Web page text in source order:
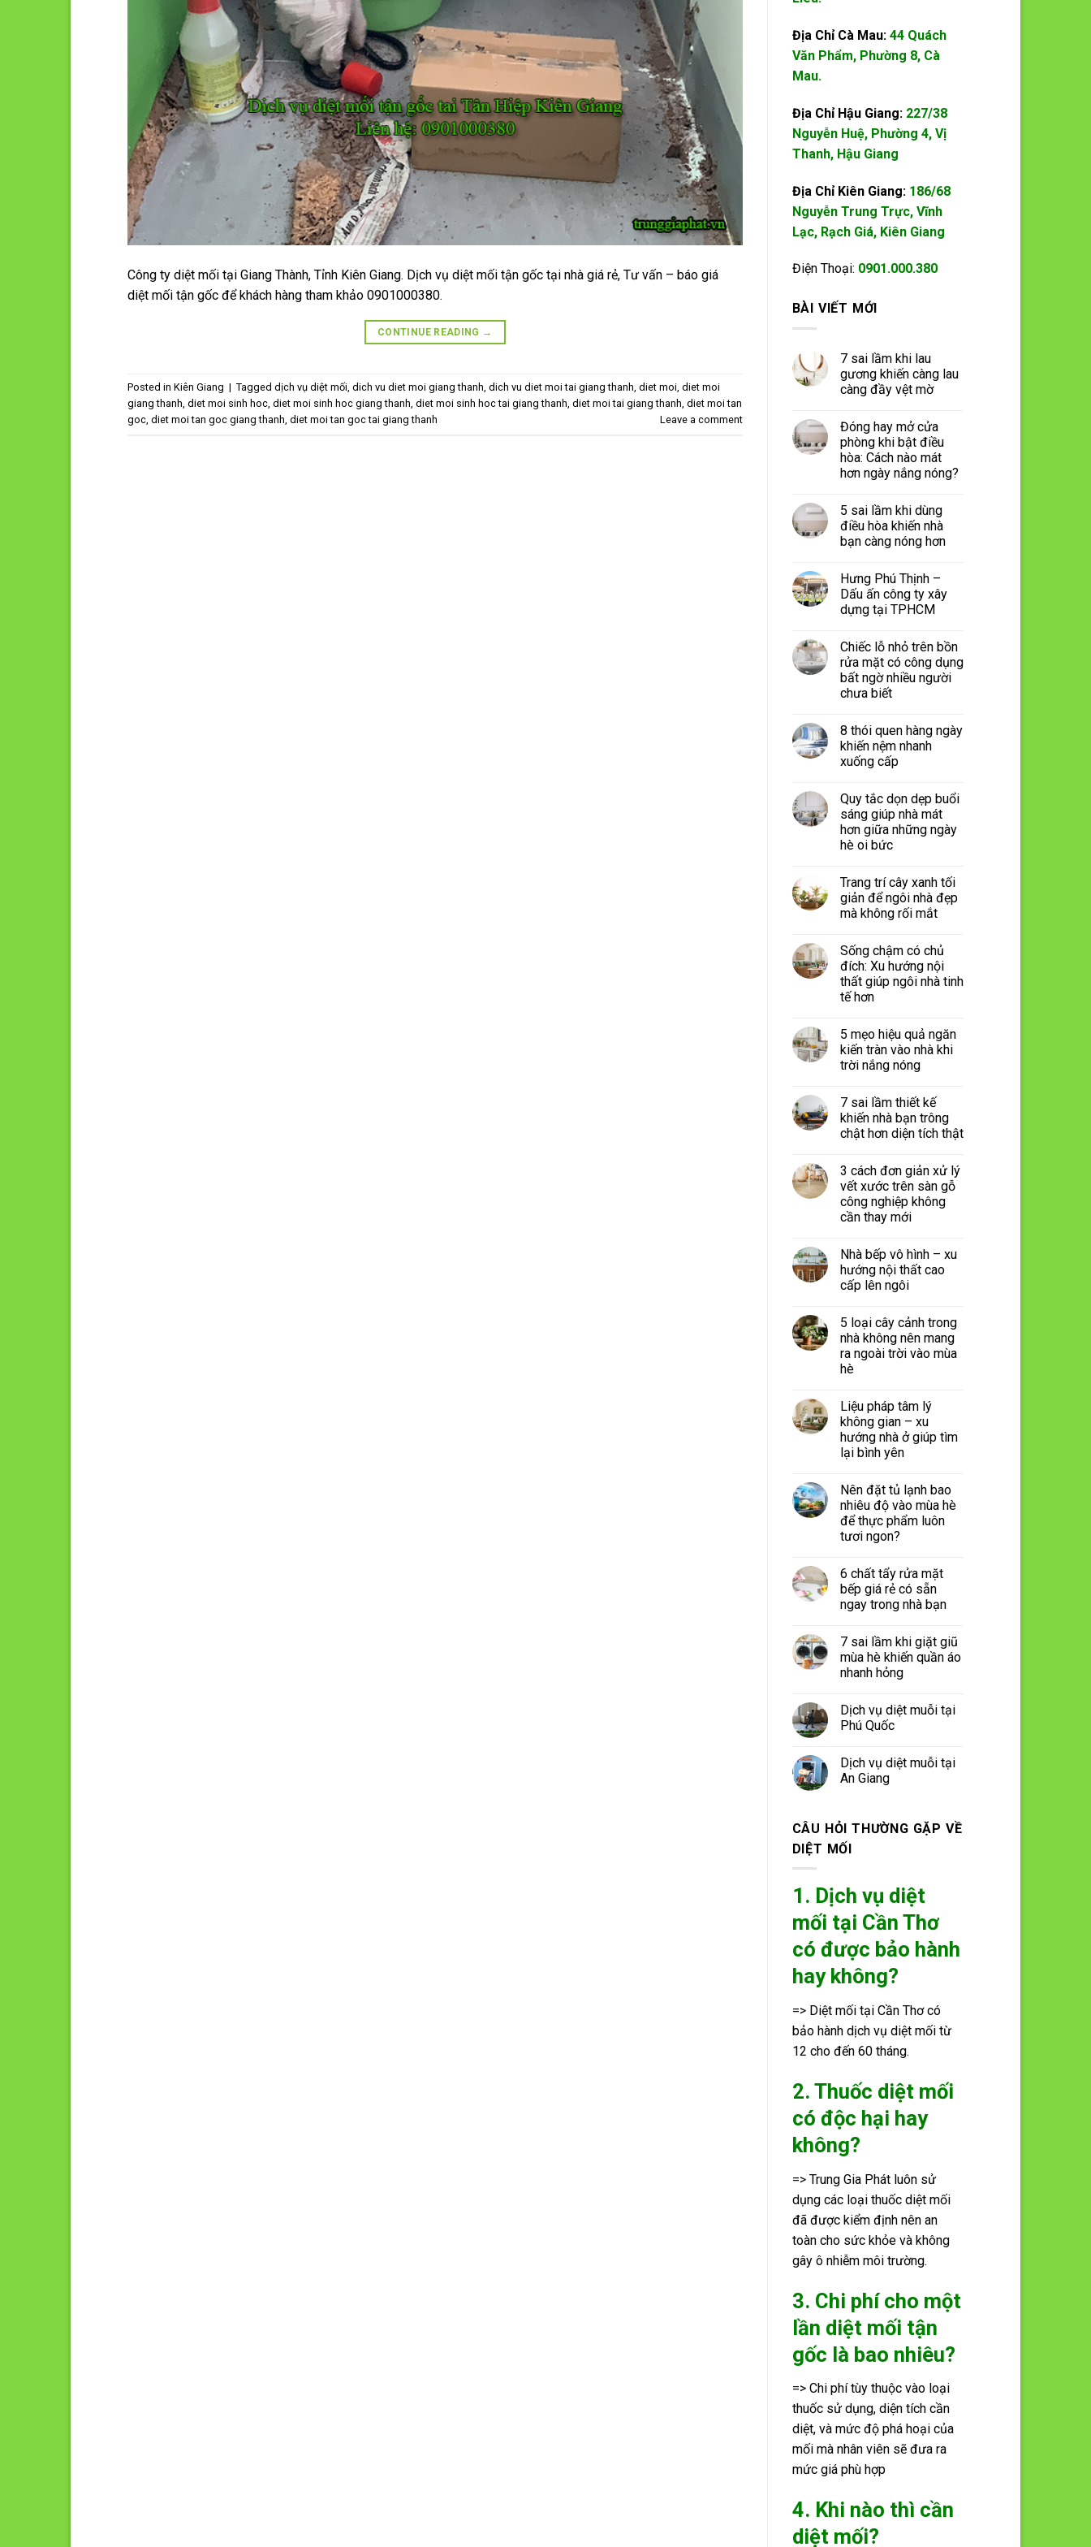
Công ty diệt mối tại Giang Thành, Tỉnh Kiên Giang. Dịch vụ diệt mối tận gốc tại nhà giá rẻ, Tư vấn – báo giá
diệt mối tận gốc để khách hàng tham khảo 0901000380.
CONTINUE READING →
Posted in Kiên Giang | Tagged dịch vụ diệt mối, dich vu diet moi giang thanh, dich vu diet moi tai giang thanh, diet moi, diet moi
giang thanh, diet moi sinh hoc, diet moi sinh hoc giang thanh, diet moi sinh hoc tai giang thanh, diet moi tai giang thanh, diet moi tan
goc, diet moi tan goc giang thanh, diet moi tan goc tai giang thanh Leave a comment
Địa Chỉ Cà Mau: 44 Quách
Văn Phẩm, Phường 8, Cà
Mau.
Địa Chỉ Hậu Giang: 227/38
Nguyễn Huệ, Phường 4, Vị
Thanh, Hậu Giang
Địa Chỉ Kiên Giang: 186/68
Nguyễn Trung Trực, Vĩnh
Lạc, Rạch Giá, Kiên Giang
Điện Thoại: 0901.000.380
BÀI VIẾT MỚI
7 sai lầm khi lau
gương khiến càng lau
càng đầy vệt mờ
Đóng hay mở cửa
phòng khi bật điều
hòa: Cách nào mát
hơn ngày nắng nóng?
5 sai lầm khi dùng
điều hòa khiến nhà
bạn càng nóng hơn
Hưng Phú Thịnh –
Dấu ấn công ty xây
dựng tại TPHCM
Chiếc lỗ nhỏ trên bồn
rửa mặt có công dụng
bất ngờ nhiều người
chưa biết
8 thói quen hàng ngày
khiến nệm nhanh
xuống cấp
Quy tắc dọn dẹp buổi
sáng giúp nhà mát
hơn giữa những ngày
hè oi bức
Trang trí cây xanh tối
giản để ngôi nhà đẹp
mà không rối mắt
Sống chậm có chủ
đích: Xu hướng nội
thất giúp ngôi nhà tinh
tế hơn
5 mẹo hiệu quả ngăn
kiến tràn vào nhà khi
trời nắng nóng
7 sai lầm thiết kế
khiến nhà bạn trông
chật hơn diện tích thật
3 cách đơn giản xử lý
vết xước trên sàn gỗ
công nghiệp không
cần thay mới
Nhà bếp vô hình – xu
hướng nội thất cao
cấp lên ngôi
5 loại cây cảnh trong
nhà không nên mang
ra ngoài trời vào mùa
hè
Liệu pháp tâm lý
không gian – xu
hướng nhà ở giúp tìm
lại bình yên
Nên đặt tủ lạnh bao
nhiêu độ vào mùa hè
để thực phẩm luôn
tươi ngon?
6 chất tẩy rửa mặt
bếp giá rẻ có sẵn
ngay trong nhà bạn
7 sai lầm khi giặt giũ
mùa hè khiến quần áo
nhanh hỏng
Dịch vụ diệt muỗi tại
Phú Quốc
Dịch vụ diệt muỗi tại
An Giang
CÂU HỎI THƯỜNG GẶP VỀ
DIỆT MỐI
1. Dịch vụ diệt
mối tại Cần Thơ
có được bảo hành
hay không?
=> Diệt mối tại Cần Thơ có
bảo hành dịch vụ diệt mối từ
12 cho đến 60 tháng.
2. Thuốc diệt mối
có độc hại hay
không?
=> Trung Gia Phát luôn sử
dụng các loại thuốc diệt mối
đã được kiểm định nên an
toàn cho sức khỏe và không
gây ô nhiễm môi trường.
3. Chi phí cho một
lần diệt mối tận
gốc là bao nhiêu?
=> Chi phí tùy thuộc vào loại
thuốc sử dụng, diện tích cần
diệt, và mức độ phá hoại của
mối mà nhân viên sẽ đưa ra
mức giá phù hợp
4. Khi nào thì cần
diệt mối?